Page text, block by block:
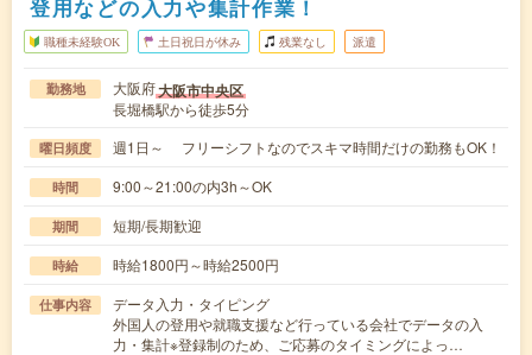
登用などの入力や集計作業！
職種未経験OK 土日祝日が休み 残業なし 派遣
勤務地 大阪府大阪市中央区
長堀橋駅から徒歩5分
曜日頻度 週1日～ フリーシフトなのでスキマ時間だけの勤務もOK！
時間 9:00～21:00の内3h～OK
期間 短期/長期歓迎
時給 時給1800円～時給2500円
仕事内容
データ入力・タイピング
外国人の登用や就職支援など行っている会社でデータの入
力・集計※登録制のため、ご応募のタイミングによっ…